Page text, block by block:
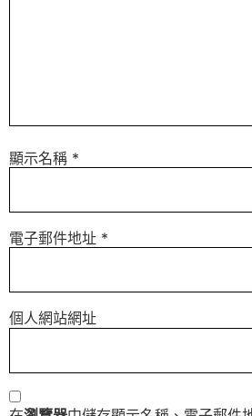
顯示名稱 *
電子郵件地址 *
個人網站網址